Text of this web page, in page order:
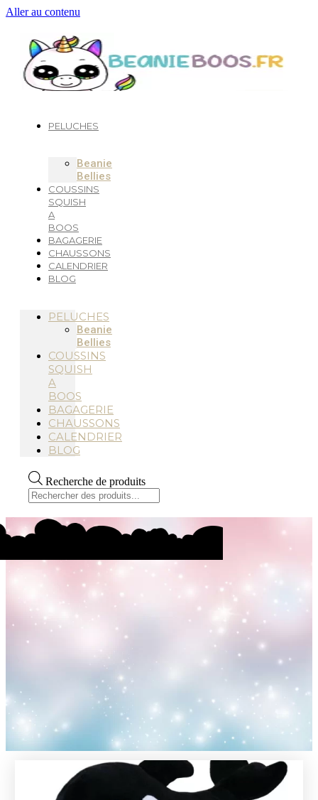
Aller au contenu
PELUCHES
Beanie
Bellies
COUSSINS
SQUISH
A
BOOS
BAGAGERIE
CHAUSSONS
CALENDRIER
BLOG
PELUCHES
Beanie
Bellies
COUSSINS
SQUISH
A
BOOS
BAGAGERIE
CHAUSSONS
CALENDRIER
BLOG
Recherche de produits